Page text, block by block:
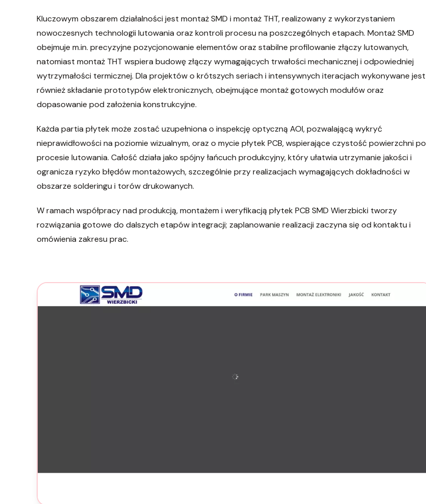
Kluczowym obszarem działalności jest montaż SMD i montaż THT, realizowany z wykorzystaniem
nowoczesnych technologii lutowania oraz kontroli procesu na poszczególnych etapach. Montaż SMD
obejmuje m.in. precyzyjne pozycjonowanie elementów oraz stabilne profilowanie złączy lutowanych,
natomiast montaż THT wspiera budowę złączy wymagających trwałości mechanicznej i odpowiedniej
wytrzymałości termicznej. Dla projektów o krótszych seriach i intensywnych iteracjach wykonywane jest
również składanie prototypów elektronicznych, obejmujące montaż gotowych modułów oraz
dopasowanie pod założenia konstrukcyjne.
Każda partia płytek może zostać uzupełniona o inspekcję optyczną AOI, pozwalającą wykryć
nieprawidłowości na poziomie wizualnym, oraz o mycie płytek PCB, wspierające czystość powierzchni po
procesie lutowania. Całość działa jako spójny łańcuch produkcyjny, który ułatwia utrzymanie jakości i
ogranicza ryzyko błędów montażowych, szczególnie przy realizacjach wymagających dokładności w
obszarze solderingu i torów drukowanych.
W ramach współpracy nad produkcją, montażem i weryfikacją płytek PCB SMD Wierzbicki tworzy
rozwiązania gotowe do dalszych etapów integracji; zaplanowanie realizacji zaczyna się od kontaktu i
omówienia zakresu prac.